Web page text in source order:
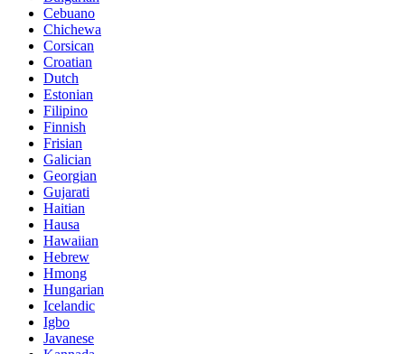
Cebuano
Chichewa
Corsican
Croatian
Dutch
Estonian
Filipino
Finnish
Frisian
Galician
Georgian
Gujarati
Haitian
Hausa
Hawaiian
Hebrew
Hmong
Hungarian
Icelandic
Igbo
Javanese